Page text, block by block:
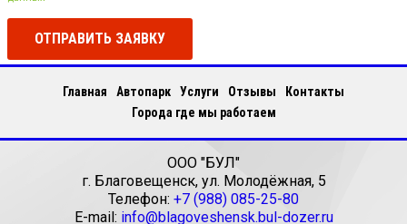
ОТПРАВИТЬ ЗАЯВКУ
Главная Автопарк Услуги Отзывы
Контакты
Города где мы работаем
ООО "БУЛ"
г. Благовещенск, ул. Молодёжная, 5
Телефон: +7 (988) 085-25-80
E-mail: info@blagoveshensk.bul-dozer.ru